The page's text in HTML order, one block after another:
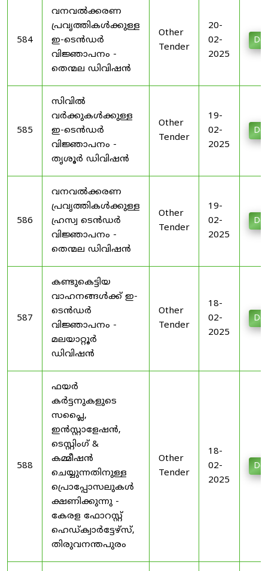
584
വനവൽക്കരണ
പ്രവൃത്തികൾക്കുള്ള
ഇ-ടെൻഡർ
വിജ്ഞാപനം -
തെന്മല ഡിവിഷൻ
Other
Tender
20-
02-
2025
585
സിവിൽ
വർക്കുകൾക്കുള്ള
ഇ-ടെൻഡർ
വിജ്ഞാപനം -
തൃശൂർ ഡിവിഷൻ
Other
Tender
19-
02-
2025
586
വനവൽക്കരണ
പ്രവൃത്തികൾക്കുള്ള
ഹ്രസ്വ ടെൻഡർ
വിജ്ഞാപനം -
തെന്മല ഡിവിഷൻ
Other
Tender
19-
02-
2025
587
കണ്ടുകെട്ടിയ
വാഹനങ്ങൾക്ക് ഇ-
ടെൻഡർ
വിജ്ഞാപനം -
മലയാറ്റൂർ
ഡിവിഷൻ
Other
Tender
18-
02-
2025
588
ഫയർ
കർട്ടനുകളുടെ
സപ്ലൈ,
ഇൻസ്റ്റാളേഷൻ,
ടെസ്റ്റിംഗ് &
കമ്മീഷൻ
ചെയ്യുന്നതിനുള്ള
പ്രൊപ്പോസലുകൾ
ക്ഷണിക്കുന്നു -
കേരള ഫോറസ്റ്റ്
ഹെഡ്ക്വാർട്ടേഴ്സ്,
തിരുവനന്തപുരം
Other
Tender
18-
02-
2025